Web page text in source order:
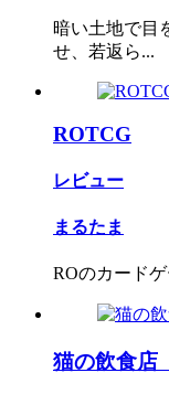
暗い土地で目
せ、若返ら...
ROTCG
レビュー
まるたま
ROのカード
猫の飲食